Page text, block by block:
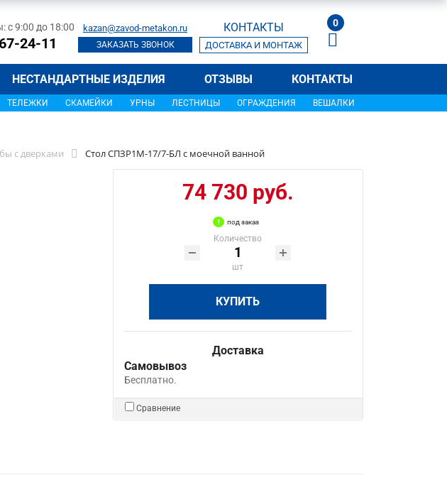
с 9:00 до 18:00
24-11
kazan@zavod-metakon.ru
ЗАКАЗАТЬ ЗВОНОК
КОНТАКТЫ
ДОСТАВКА И МОНТАЖ
0
НЕСТАНДАРТНЫЕ ИЗДЕЛИЯ ОТЗЫВЫ КОНТАКТЫ
ТЕЛЕЖКИ СКАМЕЙКИ УРНЫ ЛЕСТНИЦЫ ОГРАЖДЕНИЯ ВЕШАЛКИ
с дверками Стол СПЗР1М-17/7-БЛ с моечной ванной
74 730 руб.
под заказ
Количество
шт
КУПИТЬ
Доставка
Самовывоз
Бесплатно.
Сравнение